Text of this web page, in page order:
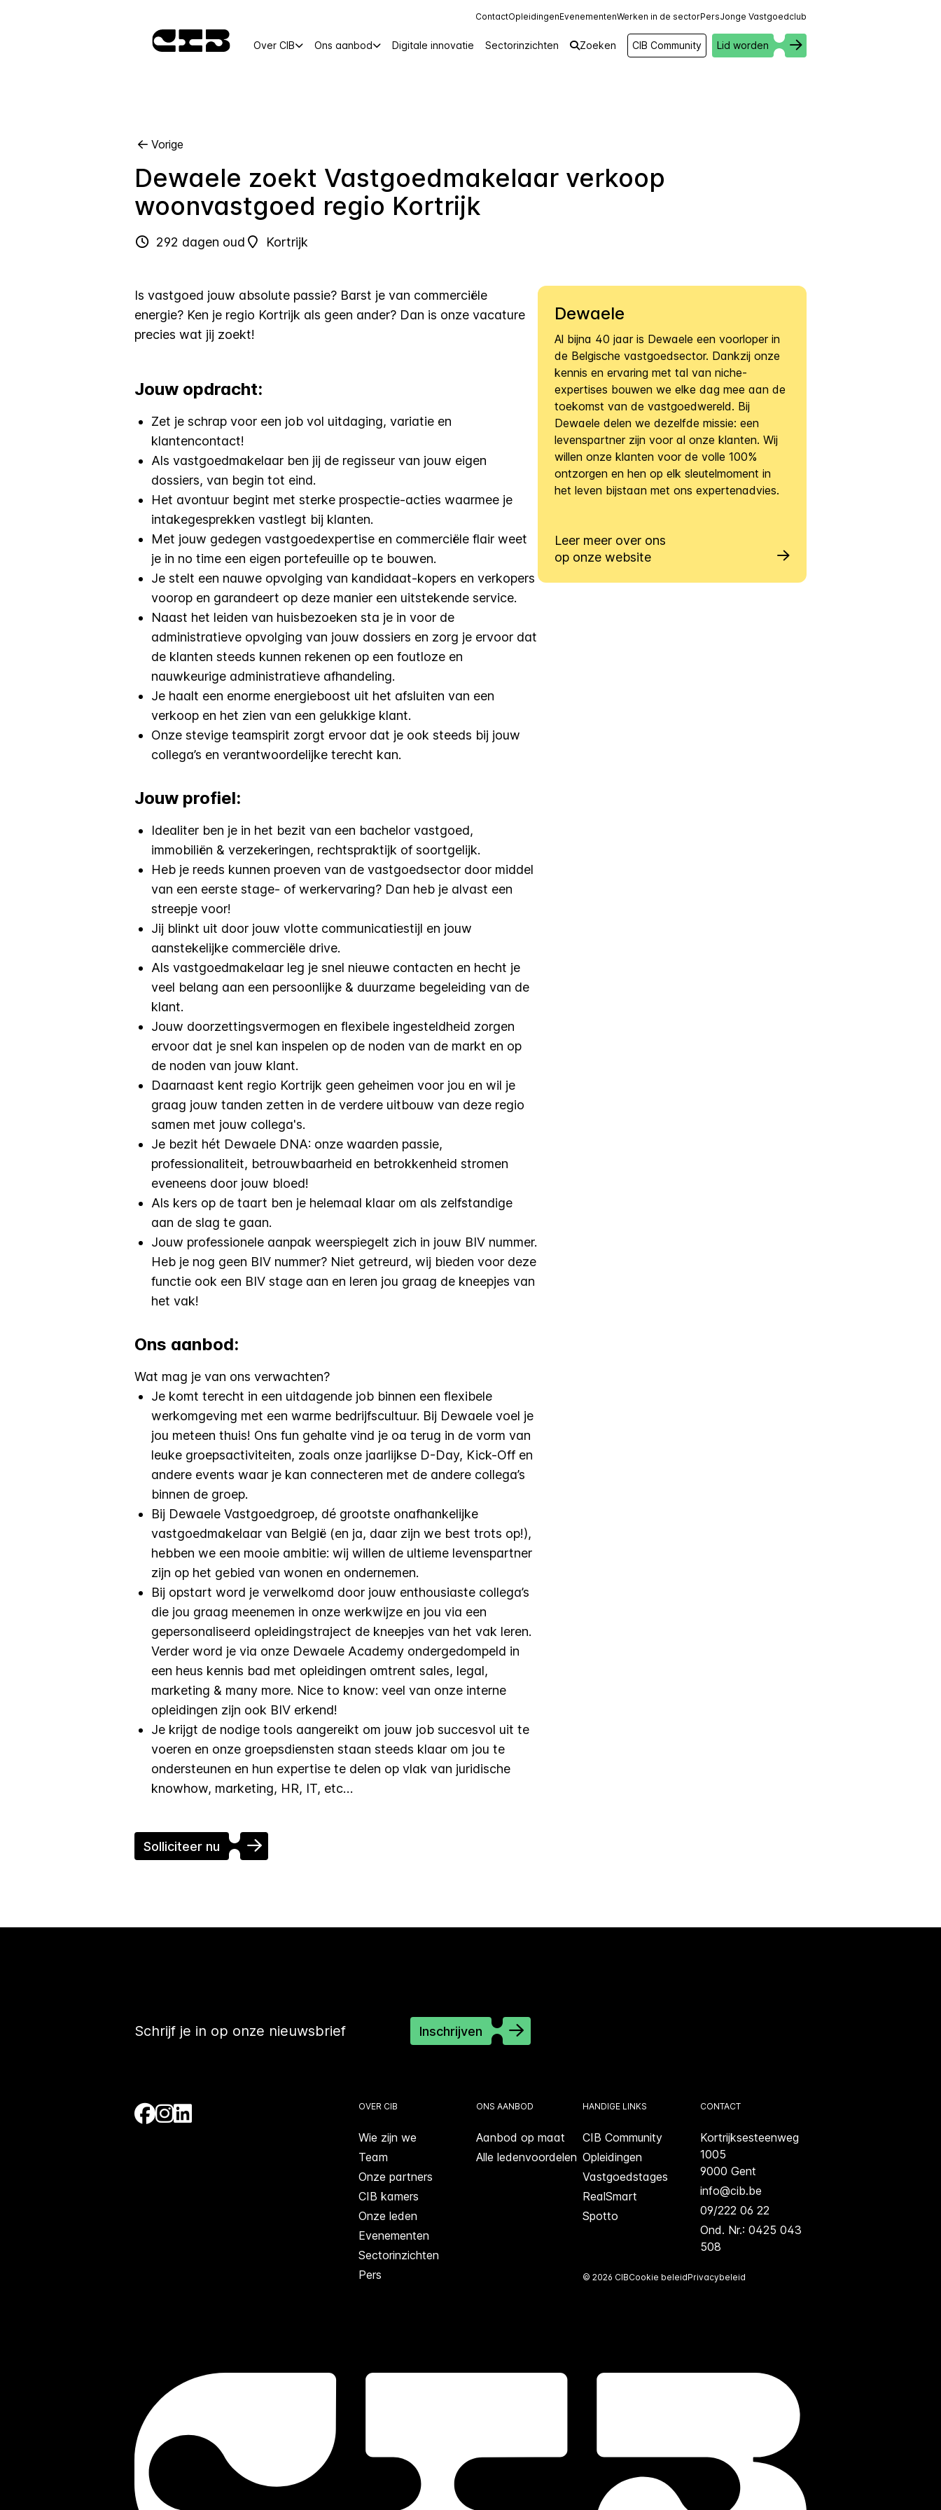
ContactOpleidingenEvenementenWerken in de sectorPersJonge Vastgoedclub
Over CIB Ons aanbod Digitale innovatie Sectorinzichten Zoeken CIB Community Lid worden
Vorige
Dewaele zoekt Vastgoedmakelaar verkoop
woonvastgoed regio Kortrijk
292 dagen oud Kortrijk
Is vastgoed jouw absolute passie? Barst je van commerciële
energie? Ken je regio Kortrijk als geen ander? Dan is onze vacature
precies wat jij zoekt!
Jouw opdracht:
Zet je schrap voor een job vol uitdaging, variatie en
klantencontact!
Als vastgoedmakelaar ben jij de regisseur van jouw eigen
dossiers, van begin tot eind.
Het avontuur begint met sterke prospectie-acties waarmee je
intakegesprekken vastlegt bij klanten.
Met jouw gedegen vastgoedexpertise en commerciële flair weet
je in no time een eigen portefeuille op te bouwen.
Je stelt een nauwe opvolging van kandidaat-kopers en verkopers
voorop en garandeert op deze manier een uitstekende service.
Naast het leiden van huisbezoeken sta je in voor de
administratieve opvolging van jouw dossiers en zorg je ervoor dat
de klanten steeds kunnen rekenen op een foutloze en
nauwkeurige administratieve afhandeling.
Je haalt een enorme energieboost uit het afsluiten van een
verkoop en het zien van een gelukkige klant.
Onze stevige teamspirit zorgt ervoor dat je ook steeds bij jouw
collega’s en verantwoordelijke terecht kan.
Jouw profiel:
Idealiter ben je in het bezit van een bachelor vastgoed,
immobiliën & verzekeringen, rechtspraktijk of soortgelijk.
Heb je reeds kunnen proeven van de vastgoedsector door middel
van een eerste stage- of werkervaring? Dan heb je alvast een
streepje voor!
Jij blinkt uit door jouw vlotte communicatiestijl en jouw
aanstekelijke commerciële drive.
Als vastgoedmakelaar leg je snel nieuwe contacten en hecht je
veel belang aan een persoonlijke & duurzame begeleiding van de
klant.
Jouw doorzettingsvermogen en flexibele ingesteldheid zorgen
ervoor dat je snel kan inspelen op de noden van de markt en op
de noden van jouw klant.
Daarnaast kent regio Kortrijk geen geheimen voor jou en wil je
graag jouw tanden zetten in de verdere uitbouw van deze regio
samen met jouw collega's.
Je bezit hét Dewaele DNA: onze waarden passie,
professionaliteit, betrouwbaarheid en betrokkenheid stromen
eveneens door jouw bloed!
Als kers op de taart ben je helemaal klaar om als zelfstandige
aan de slag te gaan.
Jouw professionele aanpak weerspiegelt zich in jouw BIV nummer.
Heb je nog geen BIV nummer? Niet getreurd, wij bieden voor deze
functie ook een BIV stage aan en leren jou graag de kneepjes van
het vak!
Ons aanbod:
Wat mag je van ons verwachten?
Je komt terecht in een uitdagende job binnen een flexibele
werkomgeving met een warme bedrijfscultuur. Bij Dewaele voel je
jou meteen thuis! Ons fun gehalte vind je oa terug in de vorm van
leuke groepsactiviteiten, zoals onze jaarlijkse D-Day, Kick-Off en
andere events waar je kan connecteren met de andere collega’s
binnen de groep.
Bij Dewaele Vastgoedgroep, dé grootste onafhankelijke
vastgoedmakelaar van België (en ja, daar zijn we best trots op!),
hebben we een mooie ambitie: wij willen de ultieme levenspartner
zijn op het gebied van wonen en ondernemen.
Bij opstart word je verwelkomd door jouw enthousiaste collega’s
die jou graag meenemen in onze werkwijze en jou via een
gepersonaliseerd opleidingstraject de kneepjes van het vak leren.
Verder word je via onze Dewaele Academy ondergedompeld in
een heus kennis bad met opleidingen omtrent sales, legal,
marketing & many more. Nice to know: veel van onze interne
opleidingen zijn ook BIV erkend!
Je krijgt de nodige tools aangereikt om jouw job succesvol uit te
voeren en onze groepsdiensten staan steeds klaar om jou te
ondersteunen en hun expertise te delen op vlak van juridische
knowhow, marketing, HR, IT, etc…
Solliciteer nu
Dewaele
Al bijna 40 jaar is Dewaele een voorloper in
de Belgische vastgoedsector. Dankzij onze
kennis en ervaring met tal van niche-
expertises bouwen we elke dag mee aan de
toekomst van de vastgoedwereld. Bij
Dewaele delen we dezelfde missie: een
levenspartner zijn voor al onze klanten. Wij
willen onze klanten voor de volle 100%
ontzorgen en hen op elk sleutelmoment in
het leven bijstaan met ons expertenadvies.
Leer meer over ons
op onze website
Schrijf je in op onze nieuwsbrief Inschrijven
OVER CIB
Wie zijn we
Team
Onze partners
CIB kamers
Onze leden
Evenementen
Sectorinzichten
Pers
ONS AANBOD
Aanbod op maat
Alle ledenvoordelen
HANDIGE LINKS
CIB Community
Opleidingen
Vastgoedstages
RealSmart
Spotto
CONTACT
Kortrijksesteenweg
1005
9000 Gent
info@cib.be
09/222 06 22
Ond. Nr.: 0425 043
508
© 2026 CIBCookie beleidPrivacybeleid